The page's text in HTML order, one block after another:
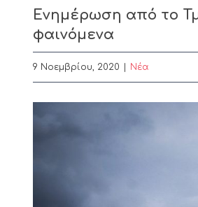
Ενημέρωση από το
φαινόμενα
9 Νοεμβρίου, 2020 Nέα